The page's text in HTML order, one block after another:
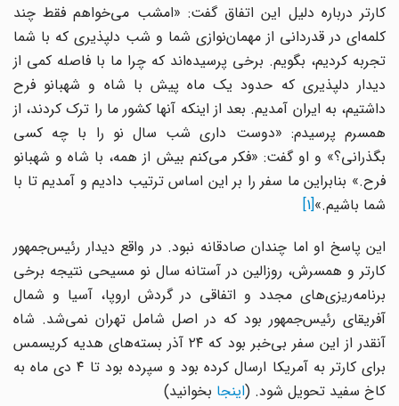
کارتر درباره دلیل این اتفاق گفت: «امشب می‌خواهم فقط چند
کلمه‌ای در قدردانی از مهمان‌نوازی شما و شب دلپذیری که با شما
تجربه کردیم، بگویم. برخی پرسیده‌اند که چرا ما با فاصله کمی از
دیدار دلپذیری که حدود یک ماه پیش با شاه و شهبانو فرح
داشتیم، به ایران آمدیم. بعد از اینکه آنها کشور ما را ترک کردند، از
همسرم پرسیدم: «دوست داری شب سال نو را با چه کسی
بگذرانی؟» و او گفت: «فکر می‌کنم بیش از همه، با شاه و شهبانو
فرح.» بنابراین ما سفر را بر این اساس ترتیب دادیم و آمدیم تا با
شما باشیم.»[1]
این پاسخ او اما چندان صادقانه نبود. در واقع دیدار رئیس‌جمهور
کارتر و همسرش، روزالین در آستانه سال نو مسیحی نتیجه برخی
برنامه‌ریزی‌های مجدد و اتفاقی در گردش اروپا، آسیا و شمال
آفریقای رئیس‌جمهور بود که در اصل شامل تهران نمی‌شد. شاه
آنقدر از این سفر بی‌خبر بود که ۲۴ آذر بسته‌های هدیه کریسمس
برای کارتر به آمریکا ارسال کرده بود و سپرده بود تا ۴ دی ماه به
کاخ سفید تحویل شود. (اینجابخوانید)